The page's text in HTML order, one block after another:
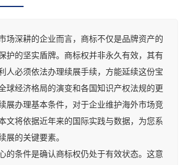
深耕的企业而言，商标不仅是品牌资产的
护的坚实盾牌。商标权并非永久有效，其有
人必须依法办理续展手续，方能延续这份宝
球经济格局的演变和各国知识产权法规的更
展办理基本条件，对于企业维护海外市场竞
文将依据近年来的国际实践与数据，为您系
展的关键要素。
条件是确认商标权仍处于有效状态。这意